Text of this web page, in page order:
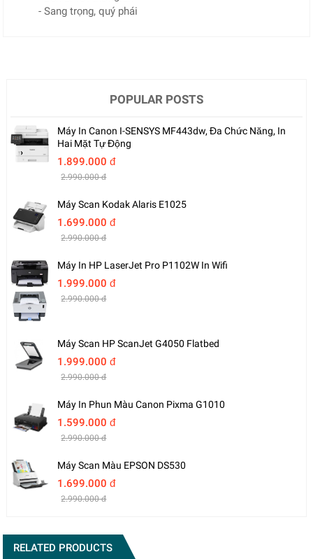
- Sang trọng, quý phái
POPULAR POSTS
Máy In Canon I-SENSYS MF443dw, Đa Chức Năng, In
Hai Mặt Tự Động
1.899.000 đ
2.990.000 đ
Máy Scan Kodak Alaris E1025
1.699.000 đ
2.990.000 đ
Máy In HP LaserJet Pro P1102W In Wifi
1.999.000 đ
2.990.000 đ
Máy Scan HP ScanJet G4050 Flatbed
1.999.000 đ
2.990.000 đ
Máy In Phun Màu Canon Pixma G1010
1.599.000 đ
2.990.000 đ
Máy Scan Màu EPSON DS530
1.699.000 đ
2.990.000 đ
RELATED PRODUCTS